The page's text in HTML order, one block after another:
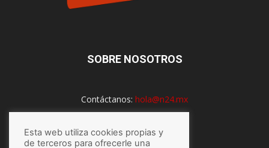
SOBRE NOSOTROS
Contáctanos: hola@n24.mx
SÍGUENOS
Esta web utiliza cookies propias y
de terceros para ofrecerle una